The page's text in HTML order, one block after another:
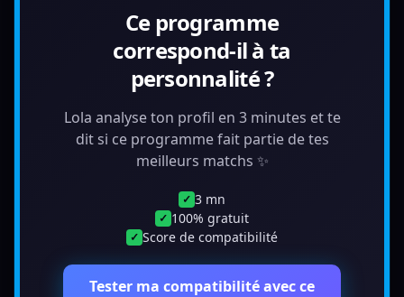
Ce programme
correspond-il à ta
personnalité ?
Lola analyse ton profil en 3 minutes et te
dit si ce programme fait partie de tes
meilleurs matchs ✨
✓ 3 mn
✓ 100% gratuit
✓ Score de compatibilité
Tester ma compatibilité avec ce